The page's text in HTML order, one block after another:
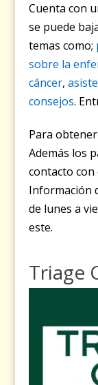
Cuenta con
se puede
temas como;
sobre la
cáncer,
consejos.
Para
Además los
contacto con
Información
de lunes a
este.
Triage